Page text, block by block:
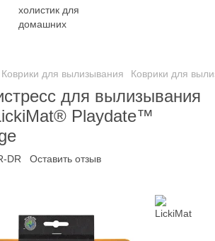
Коврики для вылизывания Коврики для
для вылизывания
Playdate™
DR Оставить отзыв